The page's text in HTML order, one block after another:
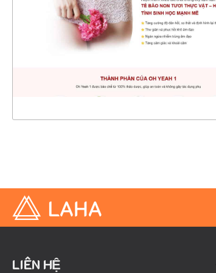
CHI TIẾT
XEM THỰC TẾ
LIÊN HỆ